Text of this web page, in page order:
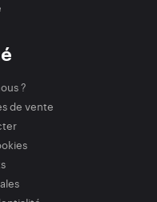
?
de vente